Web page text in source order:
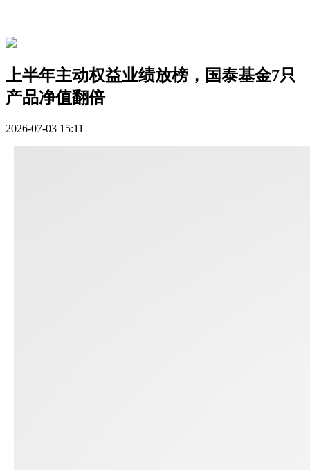
上半年主动权益业绩放榜，国泰基金7只
产品净值翻倍
2026-07-03 15:11